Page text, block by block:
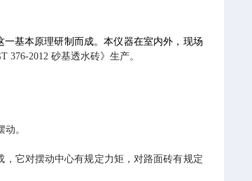
一基本原理研制而成。本仪器在室内外，现场
376-2012 砂基透水砖》生产。
。
，它对摆动中心有规定力矩，对路面砖有规定